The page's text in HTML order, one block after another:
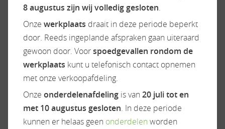
Dakluik
Dakluik groot
Elektrische opstap
Hordeur
Huishoudaccu
Indirecte verlichting
Verduistering cabine
Vriesvak
8 augustus zijn wij volledig gesloten.
Onze werkplaats draait in deze periode beperkt
door. Reeds ingeplande afspraken gaan uiteraard
gewoon door. Voorspoedgevallen rondom de
werkplaats kunt u telefonisch contact opnemen
met onze verkoopafdeling.
Onze onderdelenafdeling is van 20 juli tot en
met 10 augustus gesloten. In deze periode
kunnen er helaas geen onderdelen worden